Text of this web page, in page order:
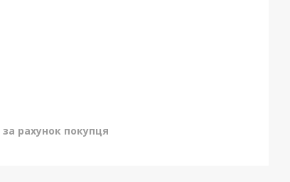
за рахунок покупця